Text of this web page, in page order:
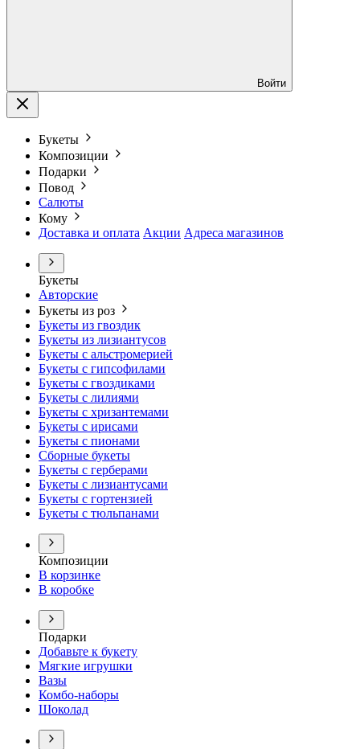
Войти
Букеты
Композиции
Подарки
Повод
Салюты
Кому
Доставка и оплата Акции Адреса магазинов
Букеты
Авторские
Букеты из роз
Букеты из гвоздик
Букеты из лизиантусов
Букеты с альстромерией
Букеты с гипсофилами
Букеты с гвоздиками
Букеты с лилиями
Букеты с хризантемами
Букеты с ирисами
Букеты с пионами
Сборные букеты
Букеты с герберами
Букеты с лизиантусами
Букеты с гортензией
Букеты с тюльпанами
Композиции
В корзинке
В коробке
Подарки
Добавьте к букету
Мягкие игрушки
Вазы
Комбо-наборы
Шоколад